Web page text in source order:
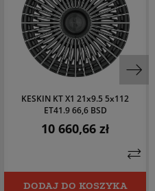
KESKIN KT X1 21x9.5 5x112
ET41.9 66,6 BSD
Cena
10 660,66 zł
DODAJ DO KOSZYKA